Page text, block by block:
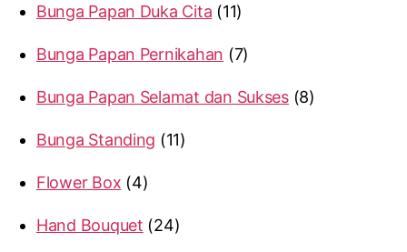
Bunga Papan Duka Cita 11
Bunga Papan Pernikahan 7
Bunga Papan Selamat dan Sukses 8
Bunga Standing 11
Flower Box 4
Hand Bouquet 24